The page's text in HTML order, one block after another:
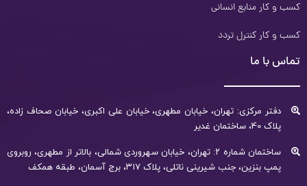
کسب و کار منابع انسانی
کسب و کار کنترل تردد
تماس با ما
دفتر مرکزی: تهران، خیابان مطهری، خیابان علی اکبری، خیابان صحاف زاده،
پلاک 40، ساختمان غدیر
ساختمان شماره ۲: تهران، خیابان سهروردی شمالی، بالاتر از مطهری، روبروی
پمپ بنزین، جنب شیرینی ناتلی، پلاک ۳۱۷، برج آسمان، طبقه همکف